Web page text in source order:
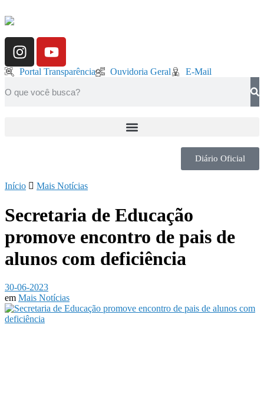
Portal Transparência Ouvidoria Geral E-Mail
Diário Oficial
Início Mais Notícias
Secretaria de Educação
promove encontro de pais de
alunos com deficiência
30-06-2023
em Mais Notícias